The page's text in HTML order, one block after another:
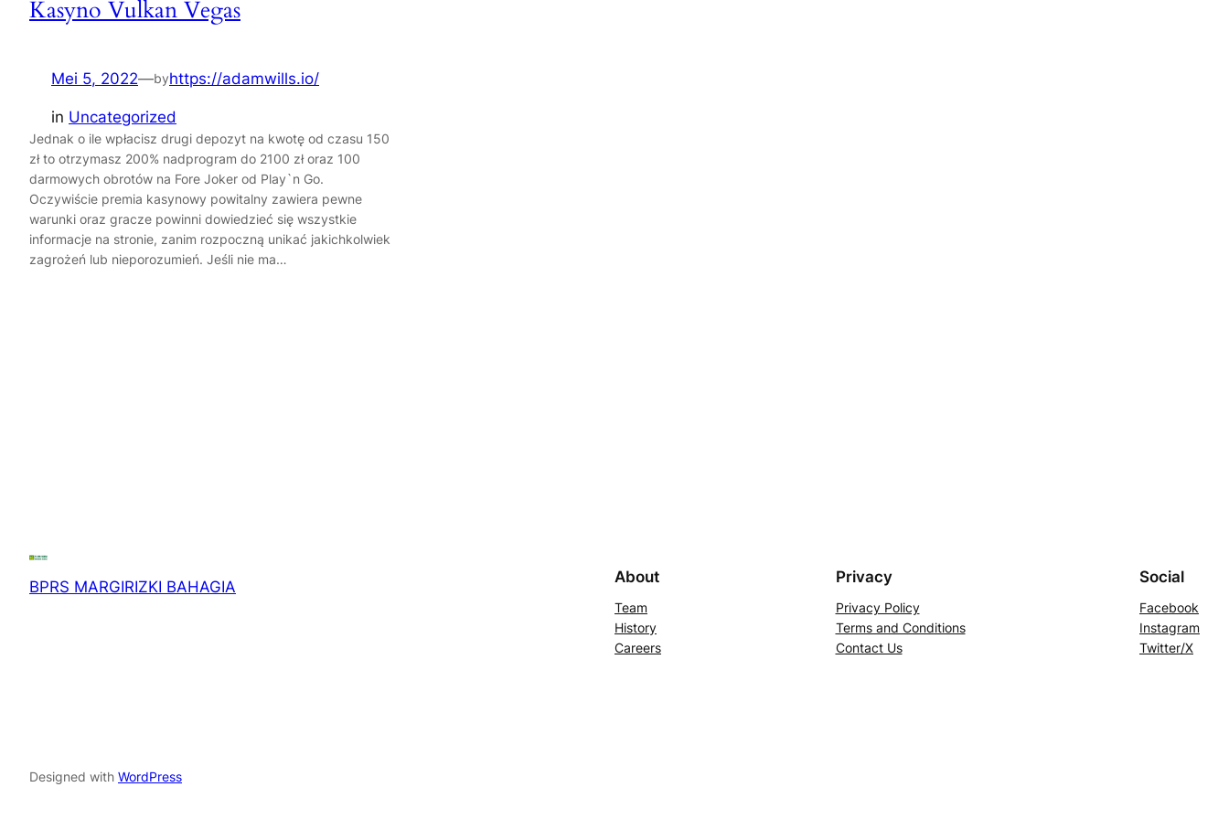
Kasyno Vulkan Vegas
Mei 5, 2022—byhttps://adamwills.io/
in Uncategorized
Jednak o ile wpłacisz drugi depozyt na kwotę od czasu 150
zł to otrzymasz 200% nadprogram do 2100 zł oraz 100
darmowych obrotów na Fore Joker od Play`n Go.
Oczywiście premia kasynowy powitalny zawiera pewne
warunki oraz gracze powinni dowiedzieć się wszystkie
informacje na stronie, zanim rozpoczną unikać jakichkolwiek
zagrożeń lub nieporozumień. Jeśli nie ma…
BPRS MARGIRIZKI BAHAGIA
About
Team
History
Careers
Privacy
Privacy Policy
Terms and Conditions
Contact Us
Social
Facebook
Instagram
Twitter/X
Designed with WordPress